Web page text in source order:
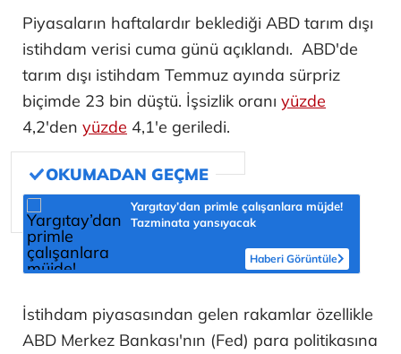
Piyasaların haftalardır beklediği ABD tarım dışı
istihdam verisi cuma günü açıklandı. ABD'de
tarım dışı istihdam Temmuz ayında sürpriz
biçimde 23 bin düştü. İşsizlik oranı yüzde
4,2'den yüzde 4,1'e geriledi.
Yargıtay’dan primle çalışanlara müjde!
Tazminata yansıyacak
Haberi Görüntüle
İstihdam piyasasından gelen rakamlar özellikle
ABD Merkez Bankası'nın (Fed) para politikasına